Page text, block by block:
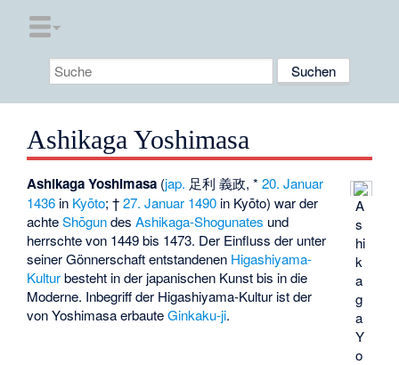
Ashikaga Yoshimasa
A
s
hi
k
a
g
a
Y
o
Ashikaga Yoshimasa (jap. 足利 義政, *20. Januar
1436 in Kyōto; †27. Januar 1490 in Kyōto) war der
achteShōgundesAshikaga-Shogunates und
herrschte von 1449 bis 1473. Der Einfluss der unter
seiner Gönnerschaft entstandenen Higashiyama-
Kulturbesteht in der japanischen Kunst bis in die
Moderne. Inbegriff der Higashiyama-Kultur ist der
von Yoshimasa erbauteGinkaku-ji.